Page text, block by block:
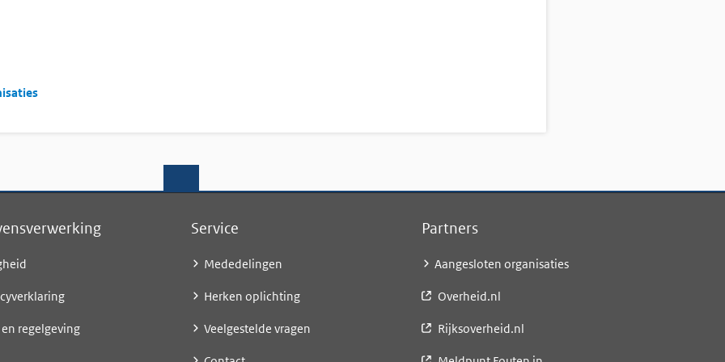
regelgeving
Service
Mededelingen
Herken oplichting
Veelgestelde vragen
Partners
Aangesloten organisaties
Overheid.nl
Rijksoverheid.nl